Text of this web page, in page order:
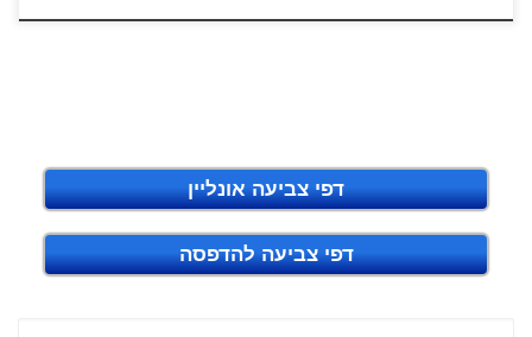
דפי צביעה אונליין
דפי צביעה להדפסה